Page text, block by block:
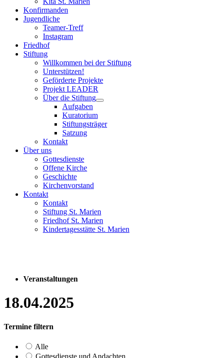
Konfirmanden
Jugendliche
Teamer-Treff
Instagram
Friedhof
Stiftung
Willkommen bei der Stiftung
Unterstützen!
Geförderte Projekte
Projekt LEADER
Über die Stiftung
Aufgaben
Kuratorium
Stiftungsträger
Satzung
Kontakt
Über uns
Gottesdienste
Offene Kirche
Geschichte
Kirchenvorstand
Kontakt
Kontakt
Stiftung St. Marien
Friedhof St. Marien
Kindertagesstätte St. Marien
Veranstaltungen
18.04.2025
Termine filtern
Alle